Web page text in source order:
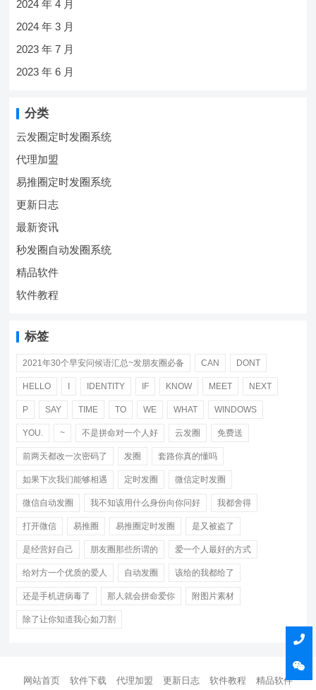
2024 年 4 月
2024 年 3 月
2023 年 7 月
2023 年 6 月
分类
云发圈定时发圈系统
代理加盟
易推圈定时发圈系统
更新日志
最新资讯
秒发圈自动发圈系统
精品软件
软件教程
标签
2021年30个早安问候语汇总~发朋友圈必备 CAN DONT
HELLO IDENTITY IF KNOW MEET NEXT
P SAY TIME TO WE WHAT WINDOWS
YOU. ~ 不是拼命对一个人好 云发圈 免费送
前两天都改一次密码了 发圈 套路你真的懂吗
如果下次我们能够相遇 定时发圈 微信定时发圈
微信自动发圈 我不知该用什么身份向你问好 我都舍得
打开微信 易推圈 易推圈定时发圈 是又被盗了
是经营好自己 朋友圈那些所谓的 爱一个人最好的方式
给对方一个优质的爱人 自动发圈 该给的我都给了
还是手机进病毒了 那人就会拼命爱你 附图片素材
除了让你知道我心如刀割
网站首页 软件下载 代理加盟 更新日志 软件教程 精品软件